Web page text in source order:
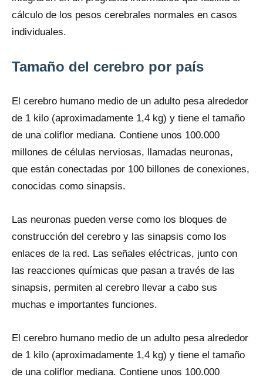
cálculo de los pesos cerebrales normales en casos
individuales.
Tamaño del cerebro por país
El cerebro humano medio de un adulto pesa alrededor
de 1 kilo (aproximadamente 1,4 kg) y tiene el tamaño
de una coliflor mediana. Contiene unos 100.000
millones de células nerviosas, llamadas neuronas,
que están conectadas por 100 billones de conexiones,
conocidas como sinapsis.
Las neuronas pueden verse como los bloques de
construcción del cerebro y las sinapsis como los
enlaces de la red. Las señales eléctricas, junto con
las reacciones químicas que pasan a través de las
sinapsis, permiten al cerebro llevar a cabo sus
muchas e importantes funciones.
El cerebro humano medio de un adulto pesa alrededor
de 1 kilo (aproximadamente 1,4 kg) y tiene el tamaño
de una coliflor mediana. Contiene unos 100.000